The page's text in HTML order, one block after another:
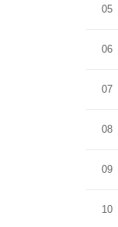
05
06
07
08
09
10